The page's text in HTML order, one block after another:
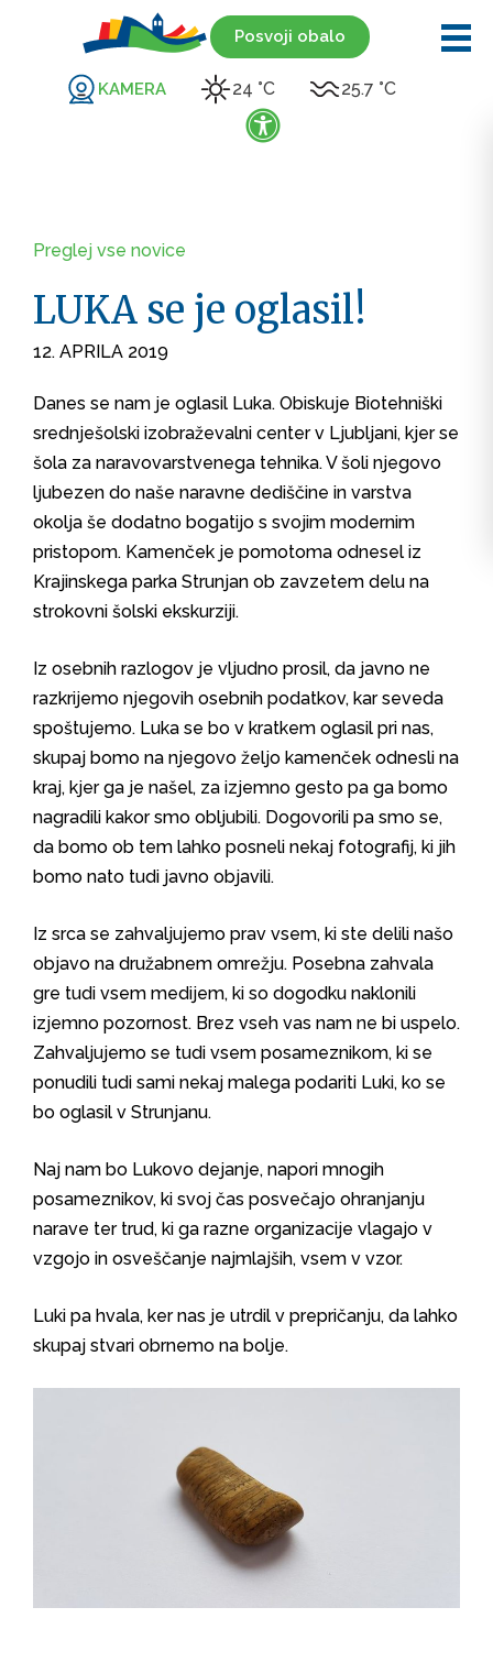
Posvoji obalo
KAMERA 24 °C 25.7 °C
Preglej vse novice
LUKA se je oglasil!
12. APRILA 2019
Danes se nam je oglasil Luka. Obiskuje Biotehniški
srednješolski izobraževalni center v Ljubljani, kjer se
šola za naravovarstvenega tehnika. V šoli njegovo
ljubezen do naše naravne dediščine in varstva
okolja še dodatno bogatijo s svojim modernim
pristopom. Kamenček je pomotoma odnesel iz
Krajinskega parka Strunjan ob zavzetem delu na
strokovni šolski ekskurziji.
Iz osebnih razlogov je vljudno prosil, da javno ne
razkrijemo njegovih osebnih podatkov, kar seveda
spoštujemo. Luka se bo v kratkem oglasil pri nas,
skupaj bomo na njegovo željo kamenček odnesli na
kraj, kjer ga je našel, za izjemno gesto pa ga bomo
nagradili kakor smo obljubili. Dogovorili pa smo se,
da bomo ob tem lahko posneli nekaj fotografij, ki jih
bomo nato tudi javno objavili.
Iz srca se zahvaljujemo prav vsem, ki ste delili našo
objavo na družabnem omrežju. Posebna zahvala
gre tudi vsem medijem, ki so dogodku naklonili
izjemno pozornost. Brez vseh vas nam ne bi uspelo.
Zahvaljujemo se tudi vsem posameznikom, ki se
ponudili tudi sami nekaj malega podariti Luki, ko se
bo oglasil v Strunjanu.
Naj nam bo Lukovo dejanje, napori mnogih
posameznikov, ki svoj čas posvečajo ohranjanju
narave ter trud, ki ga razne organizacije vlagajo v
vzgojo in osveščanje najmlajših, vsem v vzor.
Luki pa hvala, ker nas je utrdil v prepričanju, da lahko
skupaj stvari obrnemo na bolje.